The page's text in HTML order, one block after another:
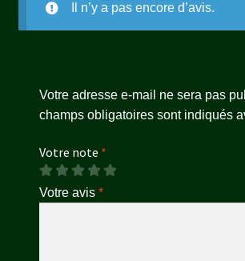
Il n’y a pas encore d’avis.
Votre adresse e-mail ne sera pas
champs obligatoires sont indiqués
Votre note *
Votre avis *